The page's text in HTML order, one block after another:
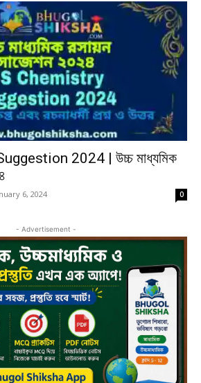
2024 | উচ্চ মাধ্যমিক
6, 2024 0
- Advertisement -